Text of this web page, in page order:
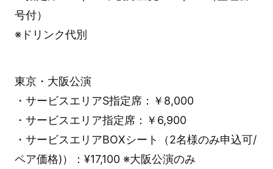
号付）
※ドリンク代別
東京・大阪公演
・サービスエリアS指定席：￥8,000
・サービスエリア指定席：￥6,900
・サービスエリアBOXシート（2名様のみ申込可/
ペア価格)）：¥17,100 ※大阪公演のみ